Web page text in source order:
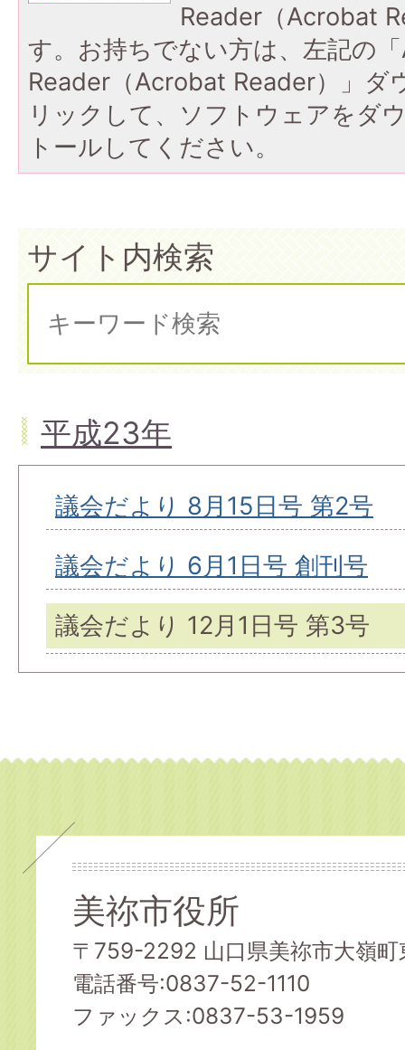
Reader（Acrobat
す。お持ちでない方は、左記の
Reader（Acrobat Reader）」ダ
リックして、ソフトウェアをダ
トールしてください。
サイト内検索
平成23年
議会だより 8月15日号 第2号
議会だより 6月1日号 創刊号
議会だより 12月1日号 第3号
美祢市役所
〒759-2292 山口県美祢市大嶺
電話番号:0837-52-1110
ファックス:0837-53-1959